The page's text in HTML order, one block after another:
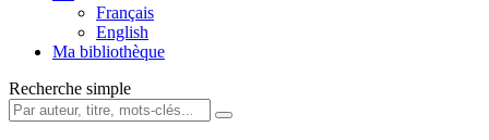
Français
English
Ma bibliothèque
Recherche simple